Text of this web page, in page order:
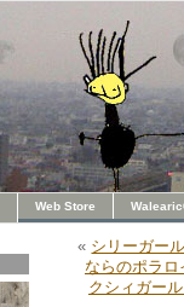
Web Store
« シリーガー
ならのポラロ
クシィガー